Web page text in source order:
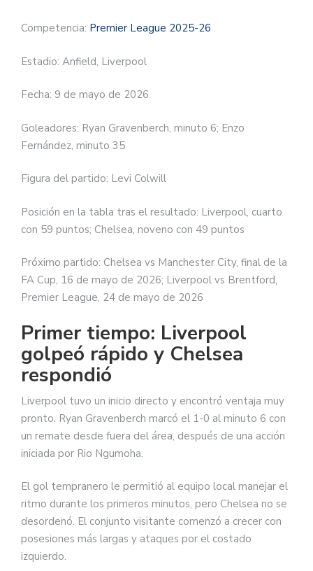
Competencia: Premier League 2025-26
Estadio: Anfield, Liverpool
Fecha: 9 de mayo de 2026
Goleadores: Ryan Gravenberch, minuto 6; Enzo
Fernández, minuto 35
Figura del partido: Levi Colwill
Posición en la tabla tras el resultado: Liverpool, cuarto
con 59 puntos; Chelsea, noveno con 49 puntos
Próximo partido: Chelsea vs Manchester City, final de la
FA Cup, 16 de mayo de 2026; Liverpool vs Brentford,
Premier League, 24 de mayo de 2026
Primer tiempo: Liverpool
golpeó rápido y Chelsea
respondió
Liverpool tuvo un inicio directo y encontró ventaja muy
pronto. Ryan Gravenberch marcó el 1-0 al minuto 6 con
un remate desde fuera del área, después de una acción
iniciada por Rio Ngumoha.
El gol tempranero le permitió al equipo local manejar el
ritmo durante los primeros minutos, pero Chelsea no se
desordenó. El conjunto visitante comenzó a crecer con
posesiones más largas y ataques por el costado
izquierdo.